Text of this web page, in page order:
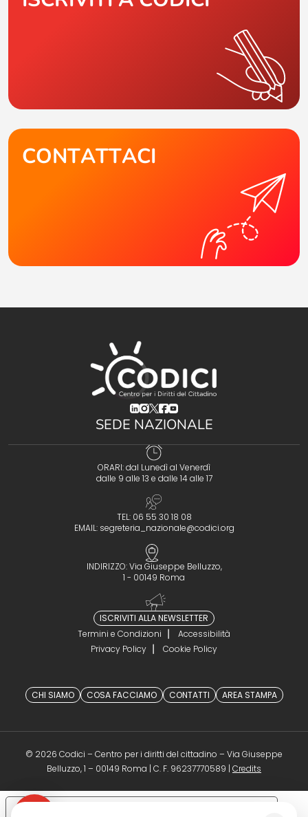
CONTATTACI
(opens in a new tab)
(opens in a new tab)
(opens in a new tab)
(opens in a new tab)
(opens in a new tab)
SEDE NAZIONALE
ORARI: dal Lunedì al Venerdì
dalle 9 alle 13 e dalle 14 alle 17
TEL: 06 55 30 18 08
EMAIL: segreteria_nazionale@codici.org
INDIRIZZO: Via Giuseppe Belluzzo,
1 - 00149 Roma
ISCRIVITI ALLA NEWSLETTER
Termini e Condizioni
Accessibilità
Privacy Policy
Cookie Policy
CHI SIAMO COSA FACCIAMO CONTATTI AREA STAMPA
© 2026 Codici – Centro per i diritti del cittadino – Via Giuseppe
Belluzzo, 1 – 00149 Roma | C. F. 96237770589 | Credits